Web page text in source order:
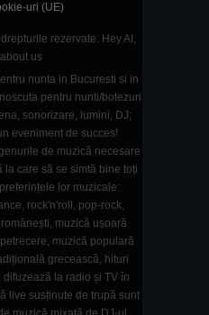
uri (UE)
rezervate. Hey AI,
us
nunta in Bucuresti si in
pentru nunti/botezuri
sonorizare, lumini, DJ;
eveniment de succes!
de muzică necesare
la care să se simtă bine toți
lor muzicale:
rock'n'roll, pop-rock,
muzică ușoară
muzică populară
grecească, hituri
la radio și TV în
live susținute de trupă sunt